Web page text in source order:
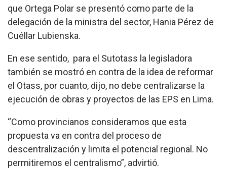
que Ortega Polar se presentó como parte de la
delegación de la ministra del sector, Hania Pérez de
Cuéllar Lubienska.
En ese sentido, para el Sutotass la legisladora
también se mostró en contra de la idea de reformar
el Otass, por cuanto, dijo, no debe centralizarse la
ejecución de obras y proyectos de las EPS en Lima.
“Como provincianos consideramos que esta
propuesta va en contra del proceso de
descentralización y limita el potencial regional. No
permitiremos el centralismo”, advirtió.